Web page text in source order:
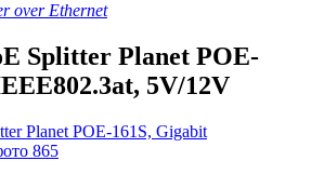
over Ethernet
Splitter Planet POE-
5V/12V